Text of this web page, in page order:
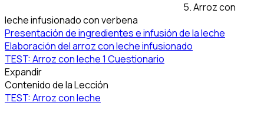
5. Arroz con
leche infusionado con verbena
Presentación de ingredientes e infusión de la leche
Elaboración del arroz con leche infusionado
TEST: Arroz con leche1 Cuestionario
Expandir
Contenido de la Lección
TEST: Arroz con leche